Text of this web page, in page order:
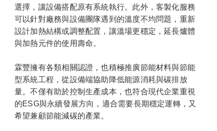
選擇，讓設備搭配原有系統執行。此外，客製化服務
可以針對廠務與設備團隊遇到的溫度不均問題，重新
設計加熱結構或調整配置，讓溫場更穩定，延長爐體
與加熱元件的使用壽命。
霖豐擁有各類相關認證，也積極推廣節能材料與節能
型系統工程，從設備端協助降低能源消耗與碳排放
量。不僅有助於控制生產成本，也符合現代企業重視
的ESG與永續發展方向，適合需要長期穩定運轉，又
希望兼顧節能減碳的產業。